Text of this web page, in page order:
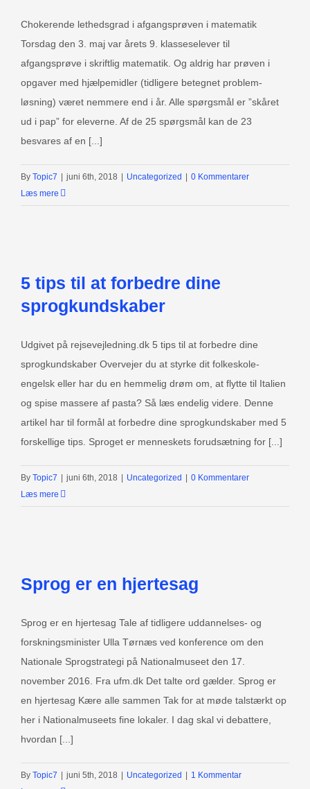
Chokerende lethedsgrad i afgangsprøven i matematik
Torsdag den 3. maj var årets 9. klasseselever til
afgangsprøve i skriftlig matematik. Og aldrig har prøven i
opgaver med hjælpemidler (tidligere betegnet problem­
løsning) været nemmere end i år. Alle spørgsmål er ”skåret
ud i pap” for eleverne. Af de 25 spørgsmål kan de 23
besvares af en [...]
By Topic7 | juni 6th, 2018 | Uncategorized | 0 Kommentarer
Læs mere
5 tips til at forbedre dine
sprogkundskaber
Udgivet på rejsevejledning.dk 5 tips til at forbedre dine
sprogkundskaber Overvejer du at styrke dit folkeskole-
engelsk eller har du en hemmelig drøm om, at flytte til Italien
og spise massere af pasta? Så læs endelig videre. Denne
artikel har til formål at forbedre dine sprogkundskaber med 5
forskellige tips. Sproget er menneskets forudsætning for [...]
By Topic7 | juni 6th, 2018 | Uncategorized | 0 Kommentarer
Læs mere
Sprog er en hjertesag
Sprog er en hjertesag Tale af tidligere uddannelses- og
forskningsminister Ulla Tørnæs ved konference om den
Nationale Sprogstrategi på Nationalmuseet den 17.
november 2016. Fra ufm.dk Det talte ord gælder. Sprog er
en hjertesag Kære alle sammen Tak for at møde talstærkt op
her i Nationalmuseets fine lokaler. I dag skal vi debattere,
hvordan [...]
By Topic7 | juni 5th, 2018 | Uncategorized | 1 Kommentar